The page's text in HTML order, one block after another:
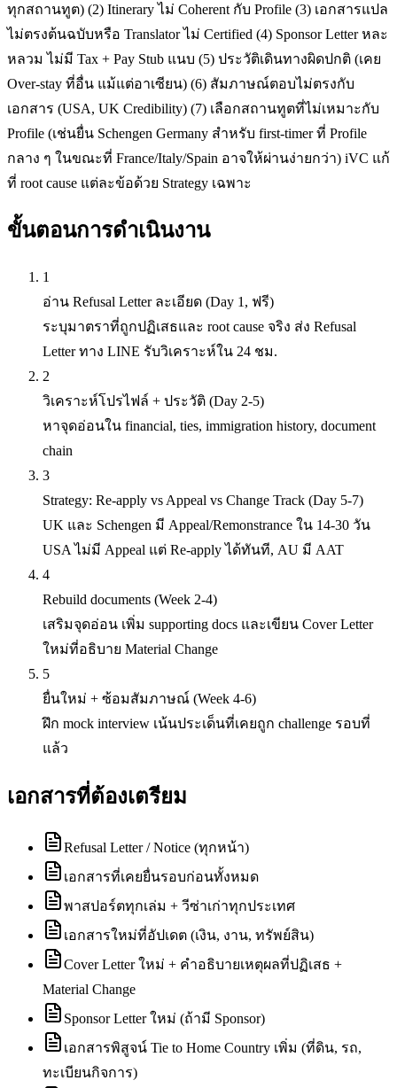
ทุกสถานทูต) (2) Itinerary ไม่ Coherent กับ Profile (3) เอกสารแปล
ไม่ตรงต้นฉบับหรือ Translator ไม่ Certified (4) Sponsor Letter หละ
หลวม ไม่มี Tax + Pay Stub แนบ (5) ประวัติเดินทางผิดปกติ (เคย
Over-stay ที่อื่น แม้แต่อาเซียน) (6) สัมภาษณ์ตอบไม่ตรงกับ
เอกสาร (USA, UK Credibility) (7) เลือกสถานทูตที่ไม่เหมาะกับ
Profile (เช่นยื่น Schengen Germany สำหรับ first-timer ที่ Profile
กลาง ๆ ในขณะที่ France/Italy/Spain อาจให้ผ่านง่ายกว่า) iVC แก้
ที่ root cause แต่ละข้อด้วย Strategy เฉพาะ
ขั้นตอนการดำเนินงาน
1
อ่าน Refusal Letter ละเอียด (Day 1, ฟรี)
ระบุมาตราที่ถูกปฏิเสธและ root cause จริง ส่ง Refusal
Letter ทาง LINE รับวิเคราะห์ใน 24 ชม.
2
วิเคราะห์โปรไฟล์ + ประวัติ (Day 2-5)
หาจุดอ่อนใน financial, ties, immigration history, document
chain
3
Strategy: Re-apply vs Appeal vs Change Track (Day 5-7)
UK และ Schengen มี Appeal/Remonstrance ใน 14-30 วัน
USA ไม่มี Appeal แต่ Re-apply ได้ทันที, AU มี AAT
4
Rebuild documents (Week 2-4)
เสริมจุดอ่อน เพิ่ม supporting docs และเขียน Cover Letter
ใหม่ที่อธิบาย Material Change
5
ยื่นใหม่ + ซ้อมสัมภาษณ์ (Week 4-6)
ฝึก mock interview เน้นประเด็นที่เคยถูก challenge รอบที่
แล้ว
เอกสารที่ต้องเตรียม
Refusal Letter / Notice (ทุกหน้า)
เอกสารที่เคยยื่นรอบก่อนทั้งหมด
พาสปอร์ตทุกเล่ม + วีซ่าเก่าทุกประเทศ
เอกสารใหม่ที่อัปเดต (เงิน, งาน, ทรัพย์สิน)
Cover Letter ใหม่ + คำอธิบายเหตุผลที่ปฏิเสธ +
Material Change
Sponsor Letter ใหม่ (ถ้ามี Sponsor)
เอกสารพิสูจน์ Tie to Home Country เพิ่ม (ที่ดิน, รถ,
ทะเบียนกิจการ)